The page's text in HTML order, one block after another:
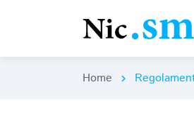
Home chevron_right